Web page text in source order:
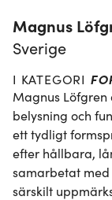
Magnus
Sverige
I KATEGORI
Magnus Löfgren
belysning och
ett tydligt
efter hållbara,
samarbetat
särskilt